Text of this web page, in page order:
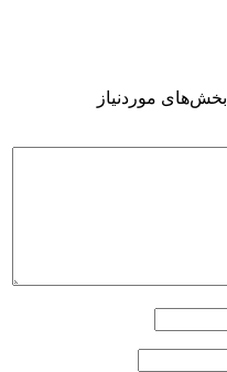
بخش‌های موردنیاز